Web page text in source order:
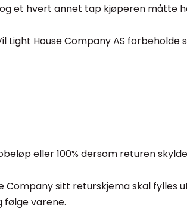
et hvert annet tap kjøperen måtte
House Company AS forbeholde
eller 100% dersom returen
Company sitt returskjema skal fylles
varene.